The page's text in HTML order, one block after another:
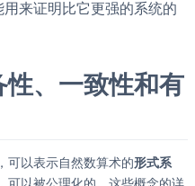
来证明比它更强的系统的
、一致性和有
可以表示自然数算术的形式系